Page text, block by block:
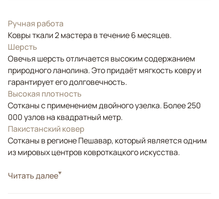
Ручная работа
Ковры ткали 2 мастера в течение 6 месяцев.
Шерсть
Овечья шерсть отличается высоким содержанием
природного ланолина. Это придаёт мягкость ковру и
гарантирует его долговечность.
Высокая плотность
Сотканы с применением двойного узелка. Более 250
000 узлов на квадратный метр.
Пакистанский ковер
Сотканы в регионе Пешавар, который является одним
из мировых центров ковроткацкого искусства.
СтильКлассические
Читать далее